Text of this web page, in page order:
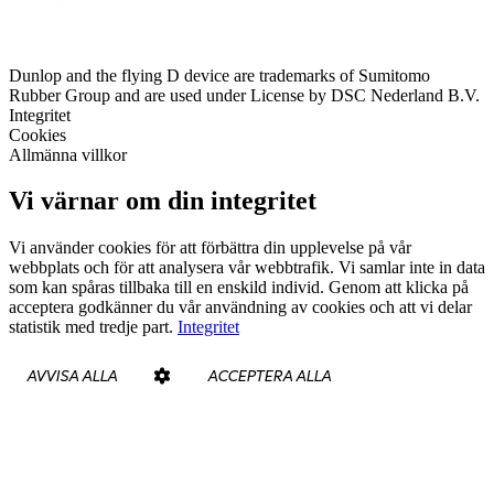
Dunlop and the flying D device are trademarks of Sumitomo
Rubber Group and are used under License by DSC Nederland B.V.
Integritet
Cookies
Allmänna villkor
Vi värnar om din integritet
Vi använder cookies för att förbättra din upplevelse på vår
webbplats och för att analysera vår webbtrafik. Vi samlar inte in data
som kan spåras tillbaka till en enskild individ. Genom att klicka på
acceptera godkänner du vår användning av cookies och att vi delar
statistik med tredje part. Integritet
AVVISA ALLA ACCEPTERA ALLA